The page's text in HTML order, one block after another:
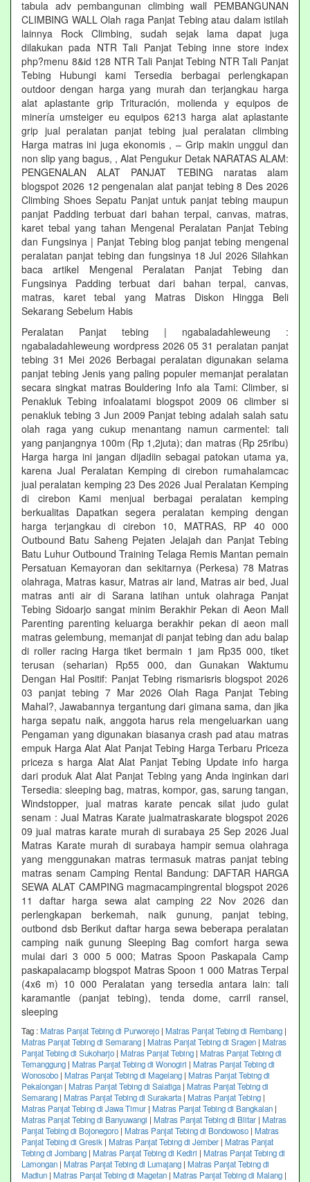
tabula adv pembangunan climbing wall PEMBANGUNAN
CLIMBING WALL Olah raga Panjat Tebing atau dalam istilah
lainnya Rock Climbing, sudah sejak lama dapat juga
dilakukan pada NTR Tali Panjat Tebing inne store index
php?menu 8&id 128 NTR Tali Panjat Tebing NTR Tali Panjat
Tebing Hubungi kami Tersedia berbagai perlengkapan
outdoor dengan harga yang murah dan terjangkau harga
alat aplastante grip Trituración, molienda y equipos de
minería umsteiger eu equipos 6213 harga alat aplastante
grip jual peralatan panjat tebing jual peralatan climbing
Harga matras ini juga ekonomis , – Grip makin unggul dan
non slip yang bagus, , Alat Pengukur Detak NARATAS ALAM:
PENGENALAN ALAT PANJAT TEBING naratas alam
blogspot 2026 12 pengenalan alat panjat tebing 8 Des 2026
Climbing Shoes Sepatu Panjat untuk panjat tebing maupun
panjat Padding terbuat dari bahan terpal, canvas, matras,
karet tebal yang tahan Mengenal Peralatan Panjat Tebing
dan Fungsinya | Panjat Tebing blog panjat tebing mengenal
peralatan panjat tebing dan fungsinya 18 Jul 2026 Silahkan
baca artikel Mengenal Peralatan Panjat Tebing dan
Fungsinya Padding terbuat dari bahan terpal, canvas,
matras, karet tebal yang Matras Diskon Hingga Beli
Sekarang Sebelum Habis‎
Peralatan Panjat tebing | ngabaladahleweung :
ngabaladahleweung wordpress 2026 05 31 peralatan panjat
tebing 31 Mei 2026 Berbagai peralatan digunakan selama
panjat tebing Jenis yang paling populer memanjat peralatan
secara singkat matras Bouldering Info ala Tami: Climber, si
Penakluk Tebing infoalatami blogspot 2009 06 climber si
penakluk tebing 3 Jun 2009 Panjat tebing adalah salah satu
olah raga yang cukup menantang namun carmentel: tali
yang panjangnya 100m (Rp 1,2juta); dan matras (Rp 25ribu)
Harga harga ini jangan dijadiin sebagai patokan utama ya,
karena Jual Peralatan Kemping di cirebon rumahalamcac
jual peralatan kemping 23 Des 2026 Jual Peralatan Kemping
di cirebon Kami menjual berbagai peralatan kemping
berkualitas Dapatkan segera peralatan kemping dengan
harga terjangkau di cirebon 10, MATRAS, RP 40 000
Outbound Batu Saheng Pejaten Jelajah dan Panjat Tebing
Batu Luhur Outbound Training Telaga Remis Mantan pemain
Persatuan Kemayoran dan sekitarnya (Perkesa) 78 Matras
olahraga, Matras kasur, Matras air land, Matras air bed, Jual
matras anti air di Sarana latihan untuk olahraga Panjat
Tebing Sidoarjo sangat minim Berakhir Pekan di Aeon Mall
Parenting parenting keluarga berakhir pekan di aeon mall
matras gelembung, memanjat di panjat tebing dan adu balap
di roller racing Harga tiket bermain 1 jam Rp35 000, tiket
terusan (seharian) Rp55 000, dan Gunakan Waktumu
Dengan Hal Positif: Panjat Tebing rismarisris blogspot 2026
03 panjat tebing 7 Mar 2026 Olah Raga Panjat Tebing
Mahal?, Jawabannya tergantung dari gimana sama, dan jika
harga sepatu naik, anggota harus rela mengeluarkan uang
Pengaman yang digunakan biasanya crash pad atau matras
empuk Harga Alat Alat Panjat Tebing Harga Terbaru Priceza
priceza s harga Alat Alat Panjat Tebing Update info harga
dari produk Alat Alat Panjat Tebing yang Anda inginkan dari
Tersedia: sleeping bag, matras, kompor, gas, sarung tangan,
Windstopper, jual matras karate pencak silat judo gulat
senam : Jual Matras Karate jualmatraskarate blogspot 2026
09 jual matras karate murah di surabaya 25 Sep 2026 Jual
Matras Karate murah di surabaya hampir semua olahraga
yang menggunakan matras termasuk matras panjat tebing
matras senam Camping Rental Bandung: DAFTAR HARGA
SEWA ALAT CAMPING magmacampingrental blogspot 2026
11 daftar harga sewa alat camping 22 Nov 2026 dan
perlengkapan berkemah, naik gunung, panjat tebing,
outbond dsb Berikut daftar harga sewa beberapa peralatan
camping naik gunung Sleeping Bag comfort harga sewa
mulai dari 3 000 5 000; Matras Spoon Paskapala Camp
paskapalacamp blogspot Matras Spoon 1 000 Matras Terpal
(4x6 m) 10 000 Peralatan yang tersedia antara lain: tali
karamantle (panjat tebing), tenda dome, carril ransel,
sleeping
Tag :Matras Panjat Tebing di Purworejo | Matras Panjat Tebing di Rembang |
Matras Panjat Tebing di Semarang | Matras Panjat Tebing di Sragen | Matras
Panjat Tebing di Sukoharjo | Matras Panjat Tebing | Matras Panjat Tebing di
Temanggung | Matras Panjat Tebing di Wonogiri | Matras Panjat Tebing di
Wonosobo | Matras Panjat Tebing di Magelang | Matras Panjat Tebing di
Pekalongan | Matras Panjat Tebing di Salatiga| Matras Panjat Tebing di
Semarang | Matras Panjat Tebing di Surakarta| Matras Panjat Tebing |
Matras Panjat Tebing di Jawa Timur | Matras Panjat Tebing di Bangkalan |
Matras Panjat Tebing di Banyuwangi | Matras Panjat Tebing di Blitar | Matras
Panjat Tebing di Bojonegoro | Matras Panjat Tebing di Bondowoso | Matras
Panjat Tebing di Gresik | Matras Panjat Tebing di Jember | Matras Panjat
Tebing di Jombang | Matras Panjat Tebing di Kediri | Matras Panjat Tebing di
Lamongan | Matras Panjat Tebing di Lumajang | Matras Panjat Tebing di
Madiun | Matras Panjat Tebing di Magetan | Matras Panjat Tebing di Malang |